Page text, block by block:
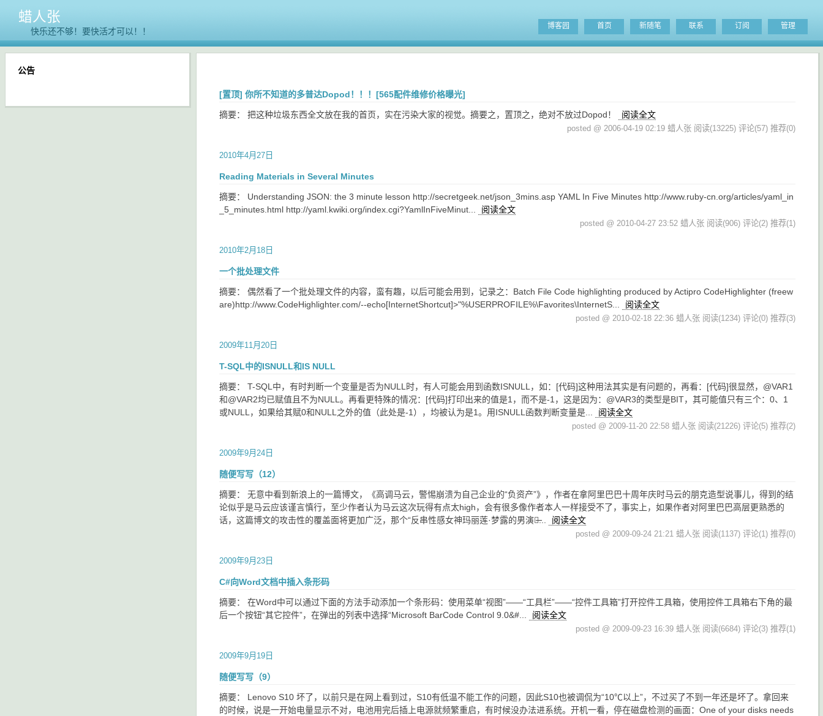
蜡人张
快乐还不够！要快活才可以！！
博客园 首页 新随笔 联系 订阅 管理
[置顶] 你所不知道的多普达Dopod！！！[565配件维修价格曝光]
摘要： 把这种垃圾东西全文放在我的首页，实在污染大家的视觉。摘要之，置顶之，绝对不放过Dopod！ 阅读全文
posted @ 2006-04-19 02:19 蜡人张 阅读(13225) 评论(57) 推荐(0)
2010年4月27日
Reading Materials in Several Minutes
摘要： Understanding JSON: the 3 minute lesson http://secretgeek.net/json_3mins.asp YAML In Five Minutes http://www.ruby-cn.org/articles/yaml_in
_5_minutes.html http://yaml.kwiki.org/index.cgi?YamlInFiveMinut...
阅读全文
posted @ 2010-04-27 23:52 蜡人张 阅读(906) 评论(2) 推荐(1)
2010年2月18日
一个批处理文件
摘要： 偶然看了一个批处理文件的内容，蛮有趣，以后可能会用到，记录之：Batch File Code highlighting produced by Actipro CodeHighlighter (freew
are)http://www.CodeHighlighter.com/--echo[InternetShortcut]>"%USERPROFILE%\Favorites\InternetS...
阅读全文
posted @ 2010-02-18 22:36 蜡人张 阅读(1234) 评论(0) 推荐(3)
2009年11月20日
T-SQL中的ISNULL和IS NULL
摘要： T-SQL中，有时判断一个变量是否为NULL时，有人可能会用到函数ISNULL，如：[代码]这种用法其实是有问题的，再看：[代码]很显然，@VAR1
和@VAR2均已赋值且不为NULL。再看更特殊的情况：[代码]打印出来的值是1，而不是-1，这是因为：@VAR3的类型是BIT，其可能值只有三个：0、1
或NULL，如果给其赋0和NULL之外的值（此处是-1），均被认为是1。用ISNULL函数判断变量是...
阅读全文
posted @ 2009-11-20 22:58 蜡人张 阅读(21226) 评论(5) 推荐(2)
2009年9月24日
随便写写（12）
摘要： 无意中看到新浪上的一篇博文，《高调马云，警惕崩溃为自己企业的“负资产”》，作者在拿阿里巴巴十周年庆时马云的朋克造型说事儿，得到的结
论似乎是马云应该谨言慎行，至少作者认为马云这次玩得有点太high，会有很多像作者本人一样接受不了，事实上，如果作者对阿里巴巴高层更熟悉的
话，这篇博文的攻击性的覆盖面将更加广泛，那个“反串性感女神玛丽莲·梦露的男演员̶...
阅读全文
posted @ 2009-09-24 21:21 蜡人张 阅读(1137) 评论(1) 推荐(0)
2009年9月23日
C#向Word文档中插入条形码
摘要： 在Word中可以通过下面的方法手动添加一个条形码：使用菜单“视图”——“工具栏”——“控件工具箱”打开控件工具箱，使用控件工具箱右下角的最
后一个按钮“其它控件”，在弹出的列表中选择“Microsoft BarCode Control 9.0&#...
阅读全文
posted @ 2009-09-23 16:39 蜡人张 阅读(6684) 评论(3) 推荐(1)
2009年9月19日
随便写写（9）
摘要： Lenovo S10 坏了，以前只是在网上看到过，S10有低温不能工作的问题，因此S10也被调侃为“10℃以上”，不过买了不到一年还是坏了。拿回来
的时候，说是一开始电量显示不对，电池用完后插上电源就频繁重启，有时候没办法进系统。开机一看，停在磁盘检测的画面：One of your disks needs
公告